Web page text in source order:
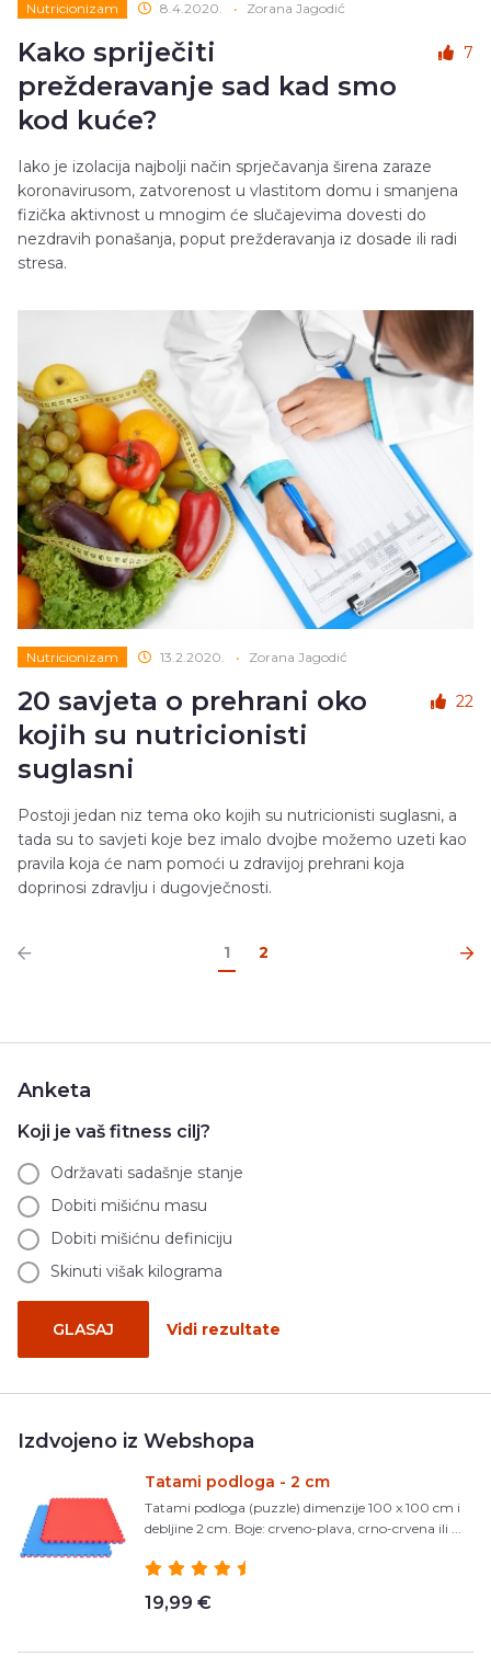
Nutricionizam 8.4.2020. • Zorana Jagodić
Kako spriječiti
prežderavanje sad kad smo
kod kuće?
7
Iako je izolacija najbolji način sprječavanja širena zaraze
koronavirusom, zatvorenost u vlastitom domu i smanjena
fizička aktivnost u mnogim će slučajevima dovesti do
nezdravih ponašanja, poput prežderavanja iz dosade ili radi
stresa.
Nutricionizam 13.2.2020. • Zorana Jagodić
20 savjeta o prehrani oko
kojih su nutricionisti
suglasni
22
Postoji jedan niz tema oko kojih su nutricionisti suglasni, a
tada su to savjeti koje bez imalo dvojbe možemo uzeti kao
pravila koja će nam pomoći u zdravijoj prehrani koja
doprinosi zdravlju i dugovječnosti.
1 2
Anketa
Koji je vaš fitness cilj?
Održavati sadašnje stanje
Dobiti mišićnu masu
Dobiti mišićnu definiciju
Skinuti višak kilograma
GLASAJ Vidi rezultate
Izdvojeno iz Webshopa
Tatami podloga - 2 cm
Tatami podloga (puzzle) dimenzije 100 x 100 cm i
debljine 2 cm. Boje: crveno-plava, crno-crvena ili ...
19,99 €